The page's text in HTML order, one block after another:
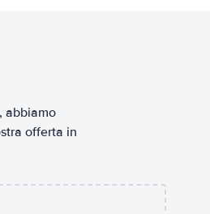
abbiamo
offerta in